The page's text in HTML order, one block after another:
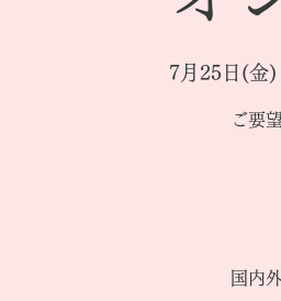
7月25日(金)
ご要
国内